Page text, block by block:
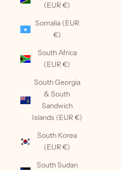
(EUR €)
Somalia (EUR
€)
South Africa
(EUR €)
South Georgia
& South
Sandwich
Islands (EUR €)
South Korea
(EUR €)
South Sudan